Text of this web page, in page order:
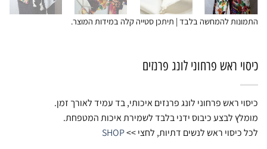
התמונות להמחשה בלבד | תיתכן סטייה קלה במידות המוצר.
כיסוי ראש פרחוני לונג פרנזים
כיסוי ראש פרחוני לונג פרנזים איכותי, בד עמיד לאורך זמן.
מומלץ לבצע כיבוס ידני בלבד לשמירת איכות המטפחת.
לכל כיסוי ראש לנשים דתיות, לחצי >>SHOP